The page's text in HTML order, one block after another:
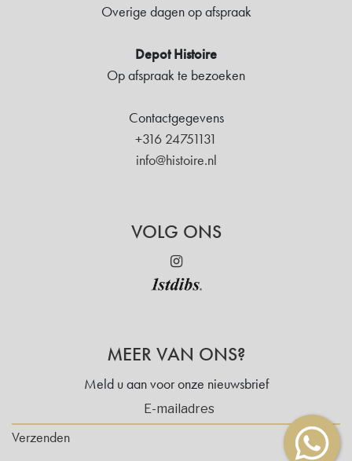
Overige dagen op afspraak
Depot Histoire
Op afspraak te bezoeken
Contactgegevens
+316 24751131
info@histoire.nl
VOLG ONS
MEER VAN ONS?
Meld u aan voor onze nieuwsbrief